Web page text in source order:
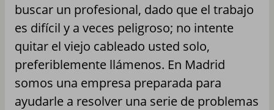
buscar un profesional, dado que el trabajo
es difícil y a veces peligroso; no intente
quitar el viejo cableado usted solo,
preferiblemente llámenos. En Madrid
somos una empresa preparada para
ayudarle a resolver una serie de problemas